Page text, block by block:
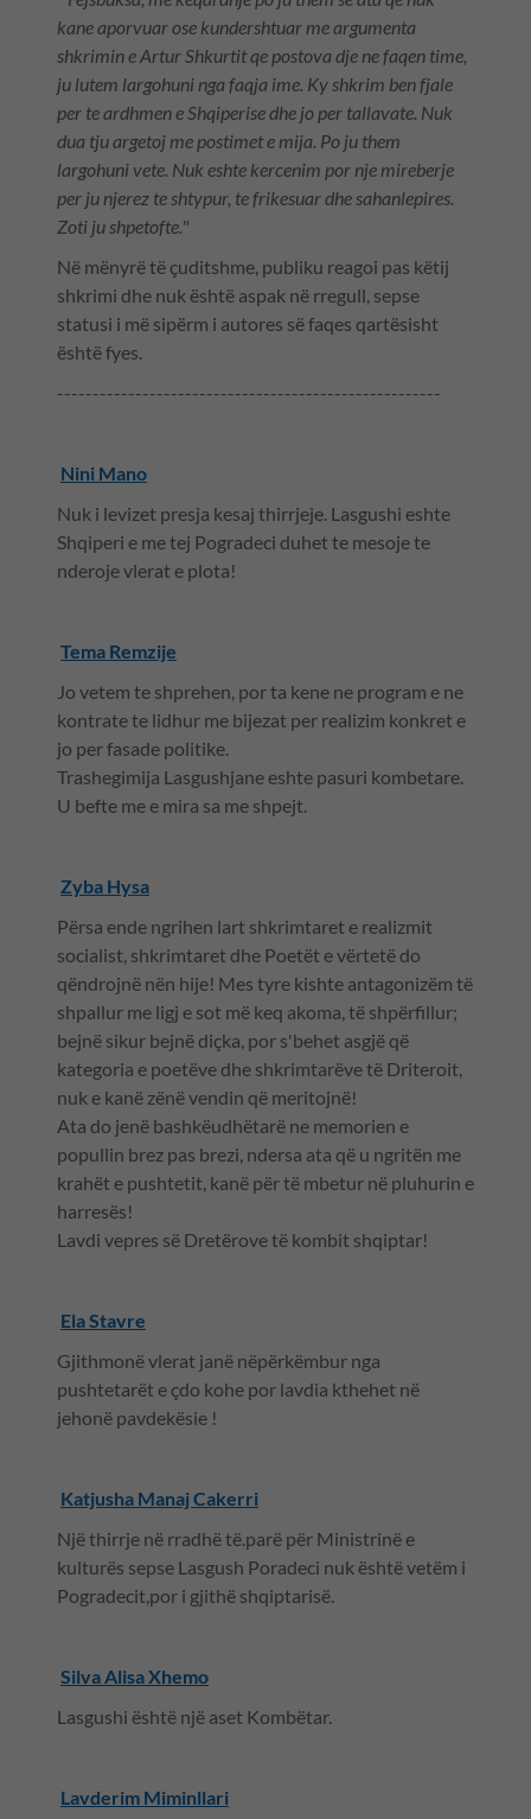
kane aporvuar ose kundershtuar me argumenta
shkrimin e Artur Shkurtit qe postova dje ne faqen time,
ju lutem largohuni nga faqja ime. Ky shkrim ben fjale
per te ardhmen e Shqiperise dhe jo per tallavate. Nuk
dua tju argetoj me postimet e mija. Po ju them
largohuni vete. Nuk eshte kercenim por nje mireberje
per ju njerez te shtypur, te frikesuar dhe sahanlepires.
Zoti ju shpetofte. "
Në mënyrë të çuditshme, publiku reagoi pas këtij
shkrimi dhe nuk është aspak në rregull, sepse
statusi i më sipërm i autores së faqes qartësisht
është fyes.
------------------------------------------------------
Nini Mano
Nuk i levizet presja kesaj thirrjeje. Lasgushi eshte
Shqiperi e me tej Pogradeci duhet te mesoje te
nderoje vlerat e plota!
Tema Remzije
Jo vetem te shprehen, por ta kene ne program e ne
kontrate te lidhur me bijezat per realizim konkret e
jo per fasade politike.
Trashegimija Lasgushjane eshte pasuri kombetare.
U befte me e mira sa me shpejt.
Zyba Hysa
Përsa ende ngrihen lart shkrimtaret e realizmit
socialist, shkrimtaret dhe Poetët e vërtetë do
qëndrojnë nën hije! Mes tyre kishte antagonizëm të
shpallur me ligj e sot më keq akoma, të shpërfillur;
bejnë sikur bejnë diçka, por s'behet asgjë që
kategoria e poetëve dhe shkrimtarëve të Driteroit,
nuk e kanë zënë vendin që meritojnë!
Ata do jenë bashkëudhëtarë ne memorien e
popullin brez pas brezi, ndersa ata që u ngritën me
krahët e pushtetit, kanë për të mbetur në pluhurin e
harresës!
Lavdi vepres së Dretërove të kombit shqiptar!
Ela Stavre
Gjithmonë vlerat janë nëpërkëmbur nga
pushtetarët e çdo kohe por lavdia kthehet në
jehonë pavdekësie !
Katjusha Manaj Cakerri
Një thirrje në rradhë të.parë për Ministrinë e
kulturës sepse Lasgush Poradeci nuk është vetëm i
Pogradecit,por i gjithë shqiptarisë.
Silva Alisa Xhemo
Lasgushi është një aset Kombëtar.
Lavderim Miminllari